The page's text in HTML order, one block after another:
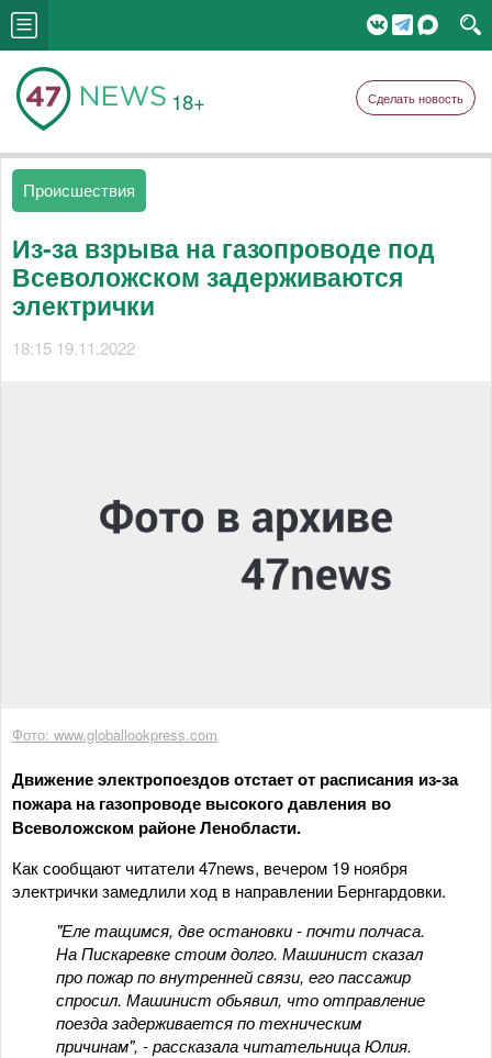
18+ Сделать новость
Происшествия
Из-за взрыва на газопроводе под
Всеволожском задерживаются
электрички
18:15 19.11.2022
Фото: www.globallookpress.com
Движение электропоездов отстает от расписания из-за
пожара на газопроводе высокого давления во
Всеволожском районе Ленобласти.
Как сообщают читатели 47news, вечером 19 ноября
электрички замедлили ход в направлении Бернгардовки.
"Еле тащимся, две остановки - почти полчаса.
На Пискаревке стоим долго. Машинист сказал
про пожар по внутренней связи, его пассажир
спросил. Машинист обьявил, что отправление
поезда задерживается по техническим
причинам", - рассказала читательница Юлия.